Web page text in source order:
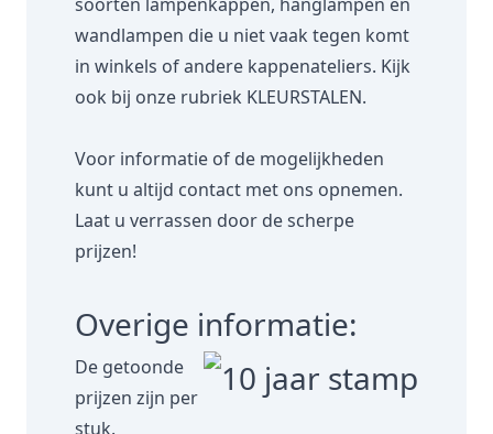
wandlampen die u niet vaak tegen komt
in winkels of andere kappenateliers. Kijk
ook bij onze rubriek KLEURSTALEN.
Voor informatie of de mogelijkheden
kunt u altijd contact met ons opnemen.
Laat u verrassen door de scherpe
prijzen!
Overige informatie:
De getoonde
prijzen zijn per
stuk.